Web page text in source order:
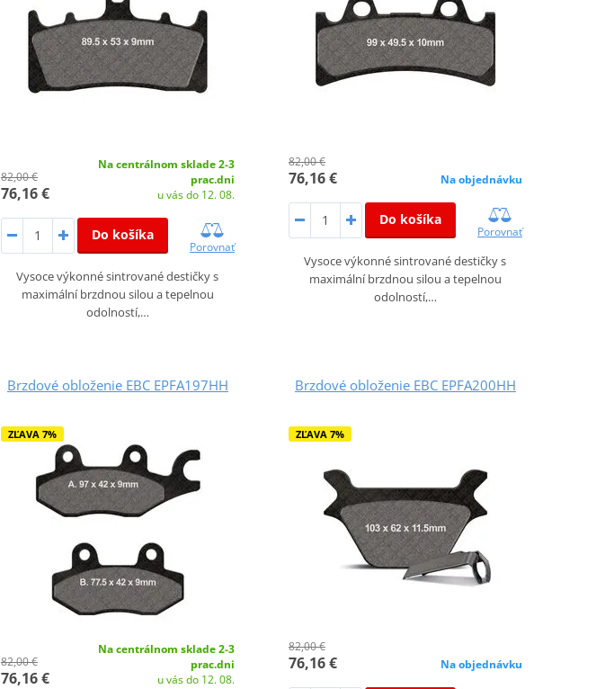
82,00 €
76,16 €
Na centrálnom sklade 2-3
prac.dni
u vás do 12. 08.
Do košíka
Porovnať
Vysoce výkonné sintrované destičky s
maximální brzdnou silou a tepelnou
odolností,…
82,00 €
76,16 € Na objednávku
Do košíka
Porovnať
Vysoce výkonné sintrované destičky s
maximální brzdnou silou a tepelnou
odolností,…
Brzdové obloženie EBC EPFA197HH
ZĽAVA 7%
82,00 €
76,16 €
Na centrálnom sklade 2-3
prac.dni
u vás do 12. 08.
Brzdové obloženie EBC EPFA200HH
ZĽAVA 7%
82,00 €
76,16 € Na objednávku